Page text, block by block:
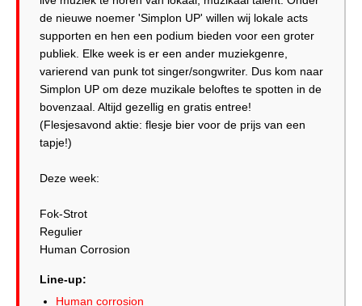
de nieuwe noemer 'Simplon UP' willen wij lokale acts
supporten en hen een podium bieden voor een groter
publiek. Elke week is er een ander muziekgenre,
varierend van punk tot singer/songwriter. Dus kom naar
Simplon UP om deze muzikale beloftes te spotten in de
bovenzaal. Altijd gezellig en gratis entree!
(Flesjesavond aktie: flesje bier voor de prijs van een
tapje!)
Deze week:
Fok-Strot
Regulier
Human Corrosion
Line-up:
Human corrosion